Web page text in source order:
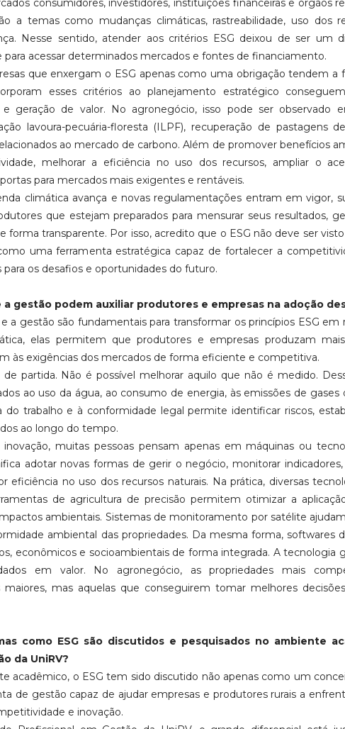
consumidores, investidores, instituições financeiras e órgãos
a temas como mudanças climáticas, rastreabilidade, uso dos
Nesse sentido, atender aos critérios ESG deixou de ser um
acessar determinados mercados e fontes de financiamento.
que enxergam o ESG apenas como uma obrigação tendem a
esses critérios ao planejamento estratégico
e geração de valor. No agronegócio, isso pode ser observado
lavoura-pecuária-floresta (ILPF), recuperação de pastagens
ao mercado de carbono. Além de promover benefícios
melhorar a eficiência no uso dos recursos, ampliar o
para mercados mais exigentes e rentáveis.
climática avança e novas regulamentações entram em vigor,
que estejam preparados para mensurar seus resultados,
forma transparente. Por isso, acredito que o ESG não deve ser
uma ferramenta estratégica capaz de fortalecer a
para os desafios e oportunidades do futuro.
a gestão podem auxiliar produtores e empresas na adoção
e a gestão são fundamentais para transformar os princípios ESG
elas permitem que produtores e empresas produzam
às exigências dos mercados de forma eficiente e competitiva.
partida. Não é possível melhorar aquilo que não é medido.
ao uso da água, ao consumo de energia, às emissões de
do trabalho e à conformidade legal permite identificar riscos,
ao longo do tempo.
muitas pessoas pensam apenas em máquinas ou
adotar novas formas de gerir o negócio, monitorar
eficiência no uso dos recursos naturais. Na prática, diversas
de agricultura de precisão permitem otimizar a
ambientais. Sistemas de monitoramento por satélite
ambiental das propriedades. Da mesma forma, softwares
econômicos e socioambientais de forma integrada. A tecnologia
em valor. No agronegócio, as propriedades mais
maiores, mas aquelas que conseguirem tomar melhores
como ESG são discutidos e pesquisados no ambiente
da UniRV?
acadêmico, o ESG tem sido discutido não apenas como um
de gestão capaz de ajudar empresas e produtores rurais a
e inovação.